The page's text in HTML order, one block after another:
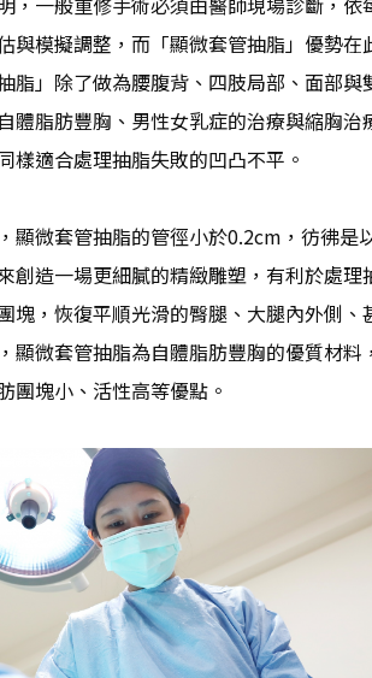
與模擬調整，而「顯微套管抽脂」優勢在
脂」除了做為腰腹背、四肢局部、面部與
體脂肪豐胸、男性女乳症的治療與縮胸治
樣適合處理抽脂失敗的凹凸不平。
顯微套管抽脂的管徑小於0.2cm，彷彿是
創造一場更細膩的精緻雕塑，有利於處理
塊，恢復平順光滑的臀腿、大腿內外側、
顯微套管抽脂為自體脂肪豐胸的優質材料
團塊小、活性高等優點。